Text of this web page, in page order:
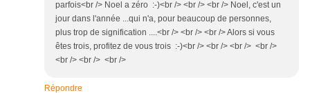
parfois<br /> Noel a zéro :-)<br /> <br /> <br /> Noel, c'est un
jour dans l'année ...qui n'a, pour beaucoup de personnes,
plus trop de signification ....<br /> <br /> <br /> Alors si vous
êtes trois, profitez de vous trois :-)<br /> <br /> <br /> <br />
<br /> <br /> <br />
Répondre